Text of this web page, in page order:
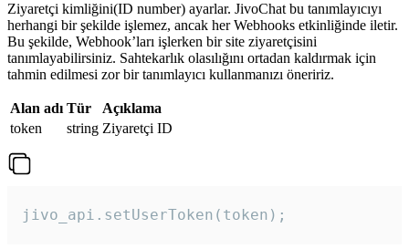
Ziyaretçi kimliğini(ID number) ayarlar. JivoChat bu tanımlayıcıyı
herhangi bir şekilde işlemez, ancak her Webhooks etkinliğinde iletir.
Bu şekilde, Webhook’ları işlerken bir site ziyaretçisini
tanımlayabilirsiniz. Sahtekarlık olasılığını ortadan kaldırmak için
tahmin edilmesi zor bir tanımlayıcı kullanmanızı öneririz.
Alan adı Tür
Açıklama
token
string Ziyaretçi ID
jivo_api.setUserToken(token);